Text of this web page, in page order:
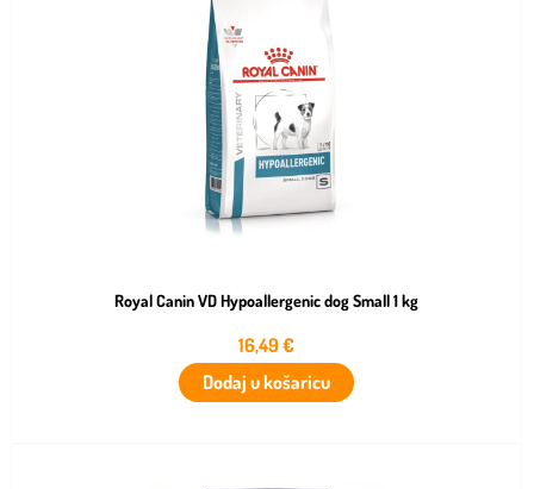
Royal Canin VD Hypoallergenic dog Small 1 kg
16,49€
Dodaj u košaricu